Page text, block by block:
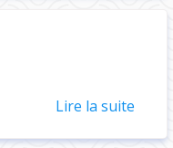
Lire la suite